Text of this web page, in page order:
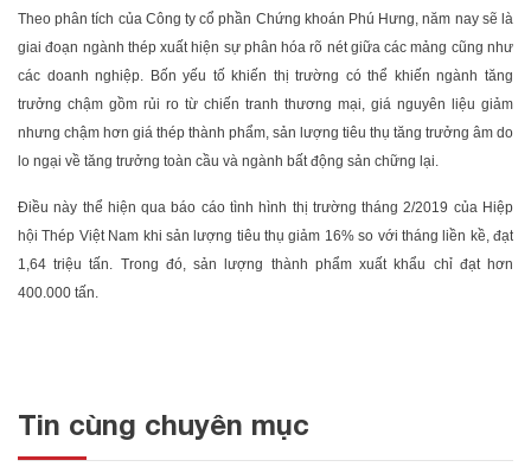
Theo phân tích của Công ty cổ phần Chứng khoán Phú Hưng, năm nay sẽ là
giai đoạn ngành thép xuất hiện sự phân hóa rõ nét giữa các mảng cũng như
các doanh nghiệp. Bốn yếu tố khiến thị trường có thể khiến ngành tăng
trưởng chậm gồm rủi ro từ chiến tranh thương mại, giá nguyên liệu giảm
nhưng chậm hơn giá thép thành phẩm, sản lượng tiêu thụ tăng trưởng âm do
lo ngại về tăng trưởng toàn cầu và ngành bất động sản chững lại.
Điều này thể hiện qua báo cáo tình hình thị trường tháng 2/2019 của Hiệp
hội Thép Việt Nam khi sản lượng tiêu thụ giảm 16% so với tháng liền kề, đạt
1,64 triệu tấn. Trong đó, sản lượng thành phẩm xuất khẩu chỉ đạt hơn
400.000 tấn.
Tin cùng chuyên mục